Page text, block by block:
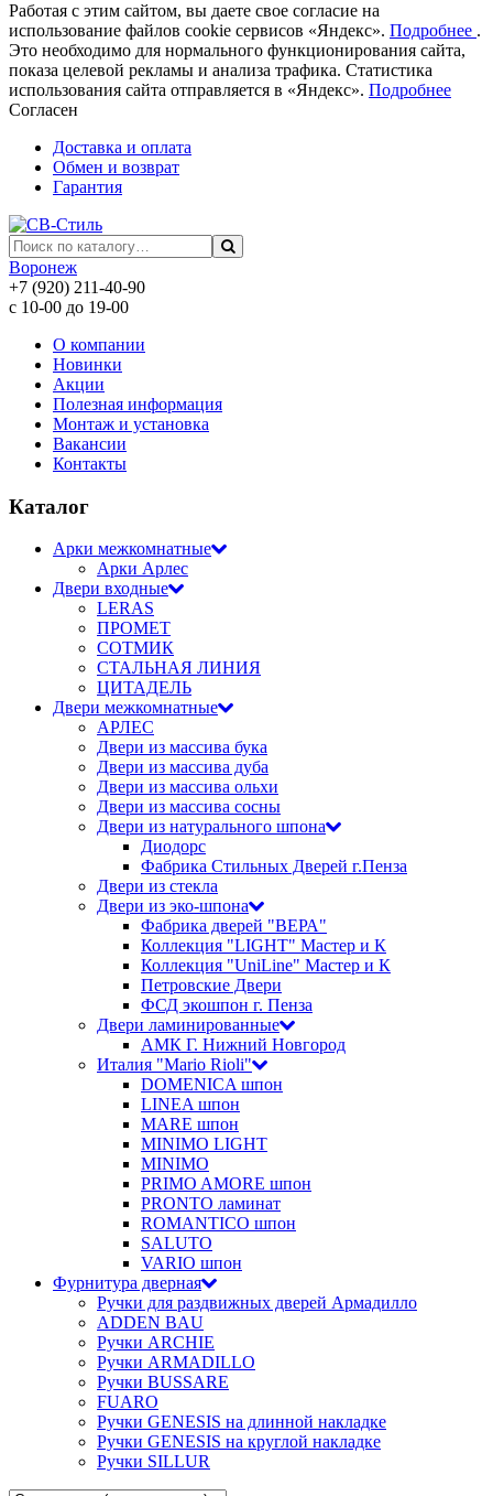
Работая с этим сайтом, вы даете свое согласие на
использование файлов cookie сервисов «Яндекс». Подробнее .
Это необходимо для нормального функционирования сайта,
показа целевой рекламы и анализа трафика. Статистика
использования сайта отправляется в «Яндекс». Подробнее
Согласен
Доставка и оплата
Обмен и возврат
Гарантия
Воронеж
+7 (920) 211-40-90
с 10-00 до 19-00
О компании
Новинки
Акции
Полезная информация
Монтаж и установка
Вакансии
Контакты
Каталог
Арки межкомнатные
Арки Арлес
Двери входные
LERAS
ПРОМЕТ
СОТМИК
СТАЛЬНАЯ ЛИНИЯ
ЦИТАДЕЛЬ
Двери межкомнатные
АРЛЕС
Двери из массива бука
Двери из массива дуба
Двери из массива ольхи
Двери из массива сосны
Двери из натурального шпона
Диодорс
Фабрика Стильных Дверей г.Пенза
Двери из стекла
Двери из эко-шпона
Фабрика дверей "ВЕРА"
Коллекция "LIGHT" Мастер и К
Коллекция "UniLine" Мастер и К
Петровские Двери
ФСД экошпон г. Пенза
Двери ламинированные
АМК Г. Нижний Новгород
Италия "Mario Rioli"
DOMENICA шпон
LINEA шпон
MARE шпон
MINIMO LIGHT
MINIMO
PRIMO AMORE шпон
PRONTO ламинат
ROMANTICO шпон
SALUTO
VARIO шпон
Фурнитура дверная
Ручки для раздвижных дверей Армадилло
ADDEN BAU
Ручки ARCHIE
Ручки ARMADILLO
Ручки BUSSARE
FUARO
Ручки GENESIS на длинной накладке
Ручки GENESIS на круглой накладке
Ручки SILLUR